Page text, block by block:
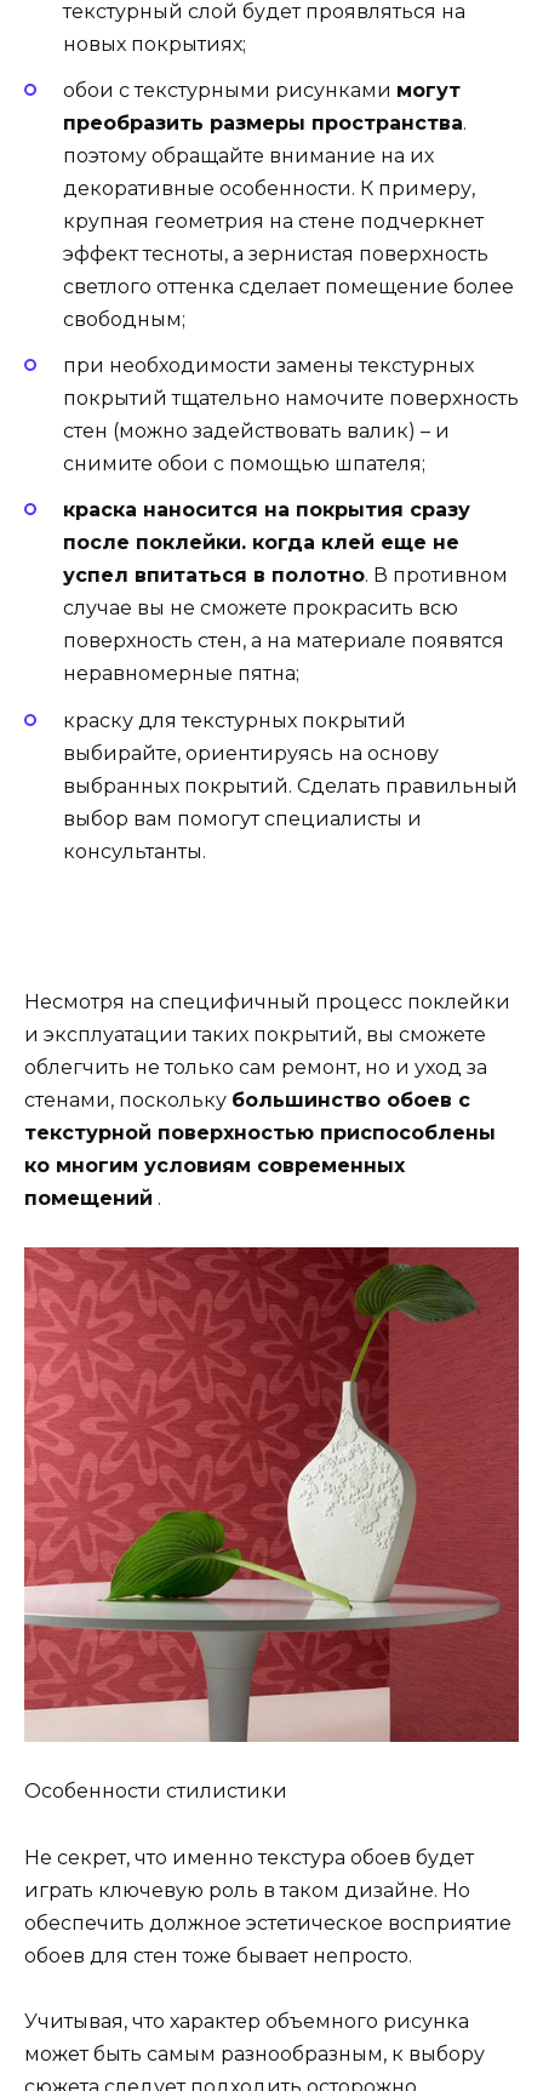
текстурный слой будет проявляться на
новых покрытиях;
обои с текстурными рисунками могут
преобразить размеры пространства.
поэтому обращайте внимание на их
декоративные особенности. К примеру,
крупная геометрия на стене подчеркнет
эффект тесноты, а зернистая поверхность
светлого оттенка сделает помещение более
свободным;
при необходимости замены текстурных
покрытий тщательно намочите поверхность
стен (можно задействовать валик) – и
снимите обои с помощью шпателя;
краска наносится на покрытия сразу
после поклейки. когда клей еще не
успел впитаться в полотно. В противном
случае вы не сможете прокрасить всю
поверхность стен, а на материале появятся
неравномерные пятна;
краску для текстурных покрытий
выбирайте, ориентируясь на основу
выбранных покрытий. Сделать правильный
выбор вам помогут специалисты и
консультанты.
Несмотря на специфичный процесс поклейки
и эксплуатации таких покрытий, вы сможете
облегчить не только сам ремонт, но и уход за
стенами, поскольку большинство обоев с
текстурной поверхностью приспособлены
ко многим условиям современных
помещений .
Особенности стилистики
Не секрет, что именно текстура обоев будет
играть ключевую роль в таком дизайне. Но
обеспечить должное эстетическое восприятие
обоев для стен тоже бывает непросто.
Учитывая, что характер объемного рисунка
может быть самым разнообразным, к выбору